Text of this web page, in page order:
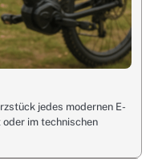
jedes modernen E-
oder im technischen